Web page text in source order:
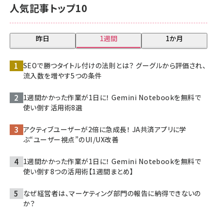
人気記事トップ10
昨日 1週間 1か月
SEOで勝つタイトル付けの法則とは？ グーグルから評価され、
流入数を増やす5つの条件
1週間かかった作業が1日に！ Gemini Notebookを無料で
使い倒す活用術8選
アクティブユーザーが2倍に急成長！ JA共済アプリに学
ぶ“ユーザー視点”のUI/UX改善
1週間かかった作業が1日に！ Gemini Notebookを無料で
使い倒す8つの活用術【1週間まとめ】
なぜ経営者は、マーケティング部門の報告に納得できないの
か？